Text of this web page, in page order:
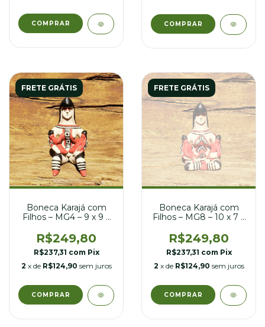
FRETE GRÁTIS
Boneca Karajá com
Filhos – MG4 – 9 x 9 x
R$249,80
R$237,31 com Pix
2 x de R$124,90 sem juros
FRETE GRÁTIS
Boneca Karajá com
Filhos – MG8 – 10 x 7 x
R$249,80
R$237,31 com Pix
2 x de R$124,90 sem juros